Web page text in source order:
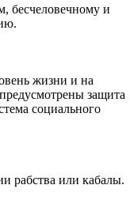
бесчеловечному и
жизни и на
защита
социального
рабства или кабалы.